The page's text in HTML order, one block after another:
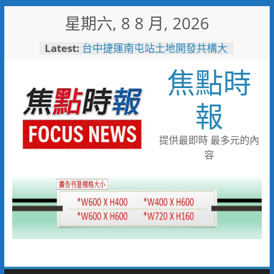
星期六, 8 8 月, 2026
Latest: 台中捷運南屯站土地開發共構大
新地標實現軌道經濟願景
警友辦事處大力相挺！岡山分局
送上「父親節」暖心祝福
守望相助的暖心守護 湖內警消
聯手破門化解獨居翁的危機
歡慶父親節！《台中通
TCPASS》APP 攜手在地名店熱
捐「300萬」助熊本震災重建
焦點時
報
提供最即時 最多元的內
容